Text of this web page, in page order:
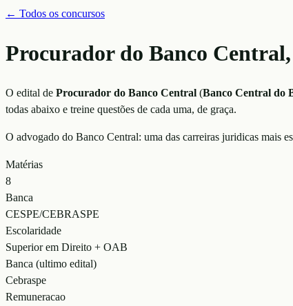
← Todos os concursos
Procurador do Banco
O edital de Procurador do Banco Central (Banco Central do
todas abaixo e treine questões de cada uma, de graça.
O advogado do Banco Central: uma das carreiras juridicas mais
Matérias
8
Banca
CESPE/CEBRASPE
Escolaridade
Superior em Direito + OAB
Banca (ultimo edital)
Cebraspe
Remuneracao